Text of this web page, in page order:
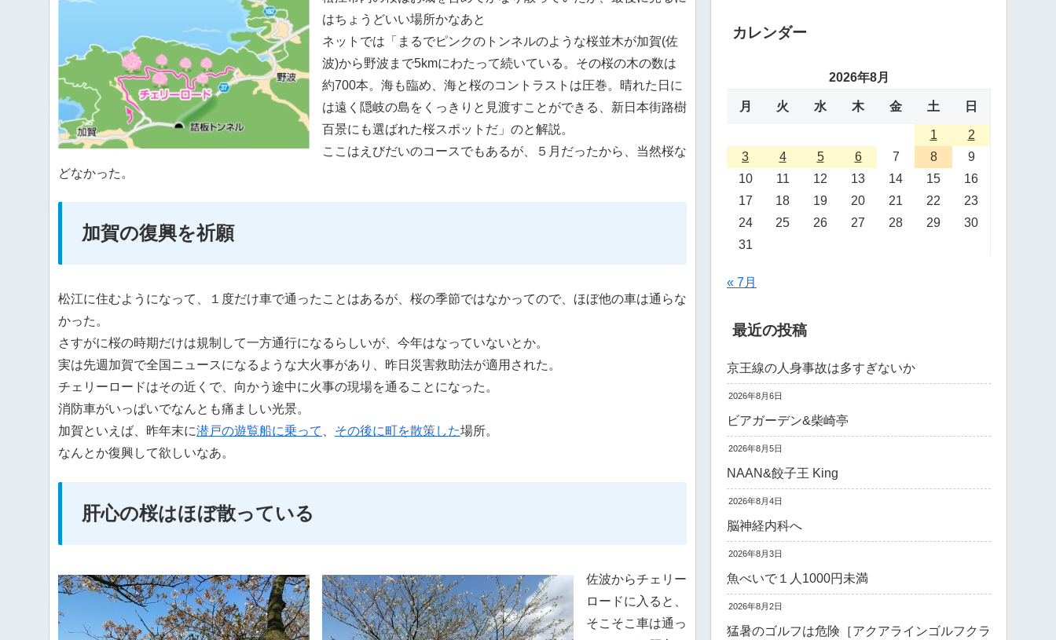
はちょうどいい場所かなあと
ネットでは「まるでピンクのトンネルのような桜並木が加賀(佐
波)から野波まで5kmにわたって続いている。その桜の木の数は
約700本。海も臨め、海と桜のコントラストは圧巻。晴れた日に
は遠く隠岐の島をくっきりと見渡すことができる、新日本街路樹
百景にも選ばれた桜スポットだ」のと解説。
ここはえびだいのコースでもあるが、５月だったから、当然桜な
どなかった。
加賀の復興を祈願
松江に住むようになって、１度だけ車で通ったことはあるが、桜の季節ではなかってので、ほぼ他の車は通らな
かった。
さすがに桜の時期だけは規制して一方通行になるらしいが、今年はなっていないとか。
実は先週加賀で全国ニュースになるような大火事があり、昨日災害救助法が適用された。
チェリーロードはその近くで、向かう途中に火事の現場を通ることになった。
消防車がいっぱいでなんとも痛ましい光景。
加賀といえば、昨年末に潜戸の遊覧船に乗って 、 その後に町を散策した場所。
なんとか復興して欲しいなあ。
肝心の桜はほぼ散っている
佐波からチェリー
ロードに入ると、
そこそこ車は通っ
カレンダー
2026年8月
月 火 水 木 金 土 日
1
2
3
4 5 6 7 8
9
10
11 12 13 14 15
16
17
18 19 20 21 22
23
24
25 26 27 28 29
30
31
« 7月
最近の投稿
京王線の人身事故は多すぎないか
2026年8月6日
ビアガーデン&柴崎亭
2026年8月5日
NAAN&餃子王 King
2026年8月4日
脳神経内科へ
2026年8月3日
魚べいで１人1000円未満
2026年8月2日
猛暑のゴルフは危険［アクアラインゴルフクラ